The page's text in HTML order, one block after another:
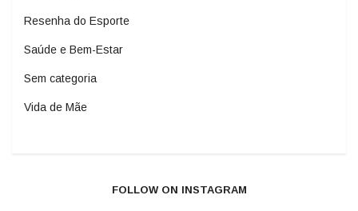
Resenha do Esporte
Saúde e Bem-Estar
Sem categoria
Vida de Mãe
FOLLOW ON INSTAGRAM